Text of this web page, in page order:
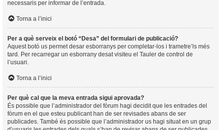
necessaris per informar de l’entrada.
Torna a l’inici
Per a què serveix el botó “Desa” del formulari de publicació?
Aquest botó us permet desar esborranys per completar-los i trametre’ls més
tard. Per recarregar un esborrany desat visiteu el Tauler de control de
l’usuari.
Torna a l’inici
Per què cal que la meva entrada sigui aprovada?
És possible que l’administrador del fòrum hagi decidit que les entrades del
fòrum en el que esteu publicant han de ser revisades abans de ser
publicades. També és possible que l’administrador us hagi situat en un grup